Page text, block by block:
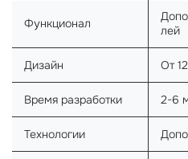
Функционал
лей
Дизайн От
Время разработки 2-6
Технологии